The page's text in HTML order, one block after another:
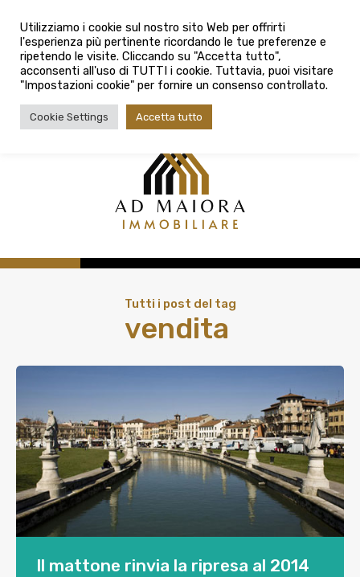
080 3759025
Città
Tipologia contratto
Tipologia contratto
Tutti i post del tag
vendita
Il mattone rinvia la ripresa al 2014
Utilizziamo i cookie sul nostro sito Web per offrirti
l'esperienza più pertinente ricordando le tue preferenze e
ripetendo le visite. Cliccando su "Accetta tutto",
acconsenti all'uso di TUTTI i cookie. Tuttavia, puoi visitare
"Impostazioni cookie" per fornire un consenso controllato.
Cookie Settings Accetta tutto